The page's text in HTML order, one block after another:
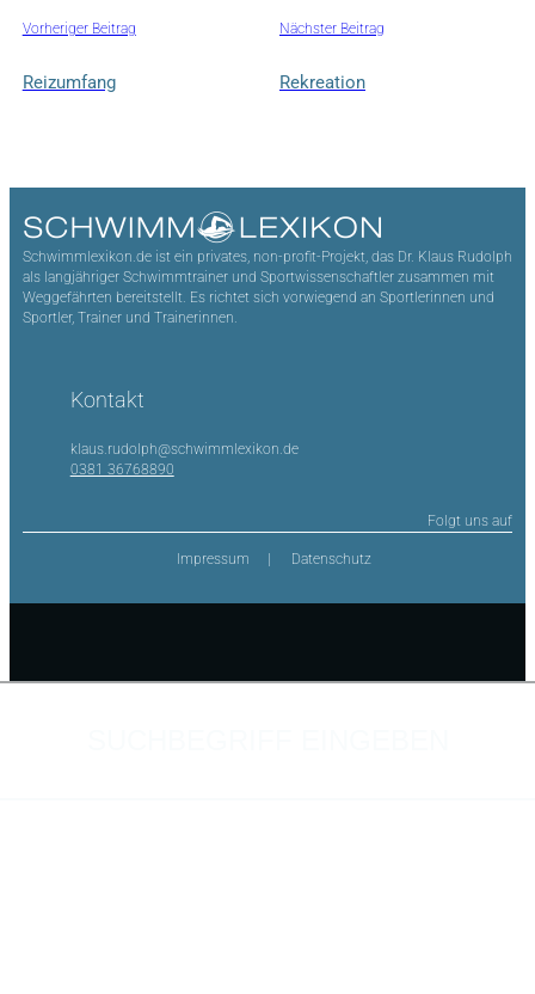
Vorheriger Beitrag
Reizumfang
Nächster Beitrag
Rekreation
Schwimmlexikon.de ist ein privates, non-profit-Projekt, das Dr. Klaus Rudolph
als langjähriger Schwimmtrainer und Sportwissenschaftler zusammen mit
Weggefährten bereitstellt. Es richtet sich vorwiegend an Sportlerinnen und
Sportler, Trainer und Trainerinnen.
Kontakt
klaus.rudolph@schwimmlexikon.de
0381 36768890
Folgt uns auf
Impressum Datenschutz